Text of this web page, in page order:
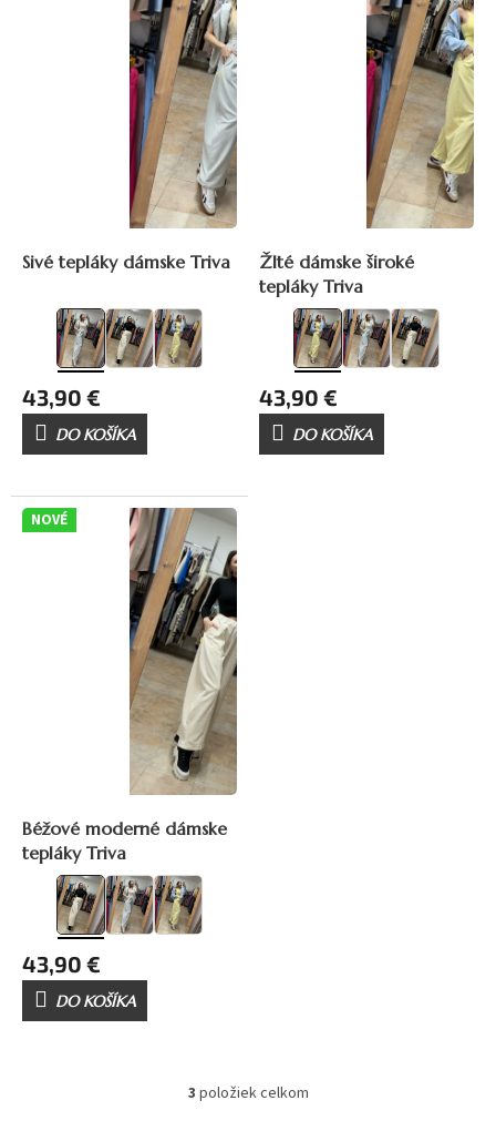
Sivé tepláky dámske Triva
43,90 €
DO KOŠÍKA
Žlté dámske široké
tepláky Triva
43,90 €
DO KOŠÍKA
NOVÉ
Béžové moderné dámske
tepláky Triva
43,90 €
DO KOŠÍKA
O
3 položiek celkom